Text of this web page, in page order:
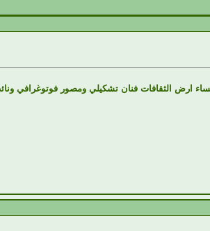
ارض الثقافات فنان تشكيلي ومصور فوتوغرافي